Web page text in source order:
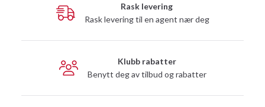
Rask levering
Rask levering til en agent nær deg
Klubb rabatter
Benytt deg av tilbud og rabatter